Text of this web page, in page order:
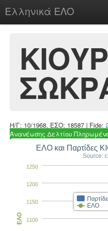
Ελληνικά ΕΛΟ
chesstu.be @ discord
Login
Η/Γ: 10/1968, ΕΣΟ: 18587 | Fide:
Ανανέωσης Δελτίου
ΕΛΟ και Παρτίδες
Source:
ΕΛΟ
1100
1150
1200
1250
ΕΛΟ